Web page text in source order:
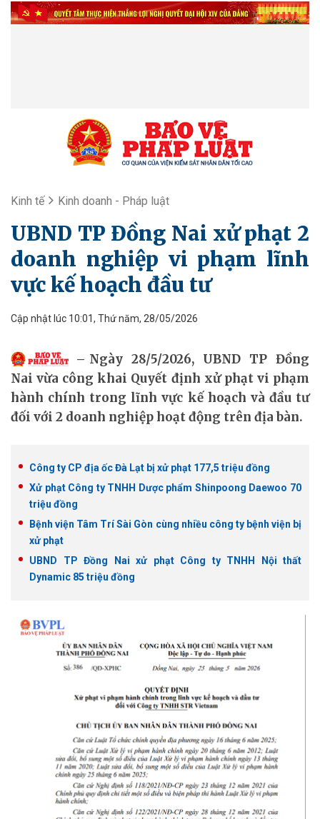
Kinh tế Kinh doanh - Pháp luật
UBND TP Đồng Nai xử phạt 2
doanh nghiệp vi phạm lĩnh
vực kế hoạch đầu tư
Cập nhật lúc 10:01, Thứ năm, 28/05/2026
Ngày 28/5/2026, UBND TP Đồng
Nai vừa công khai Quyết định xử phạt vi phạm
hành chính trong lĩnh vực kế hoạch và đầu tư
đối với 2 doanh nghiệp hoạt động trên địa bàn.
Công ty CP địa ốc Đà Lạt bị xử phạt 177,5 triệu đồng
Xử phạt Công ty TNHH Dược phẩm Shinpoong Daewoo 70
triệu đồng
Bệnh viện Tâm Trí Sài Gòn cùng nhiều công ty bệnh viện bị
xử phạt
UBND TP Đồng Nai xử phạt Công ty TNHH Nội thất
Dynamic 85 triệu đồng